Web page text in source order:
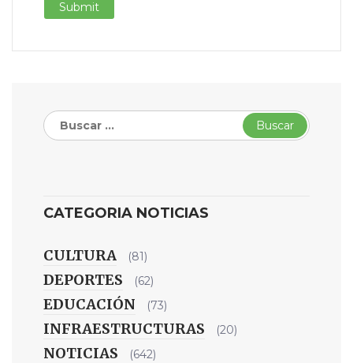
Buscar:
CATEGORIA NOTICIAS
CULTURA (81)
DEPORTES (62)
EDUCACIÓN (73)
INFRAESTRUCTURAS (20)
NOTICIAS (642)